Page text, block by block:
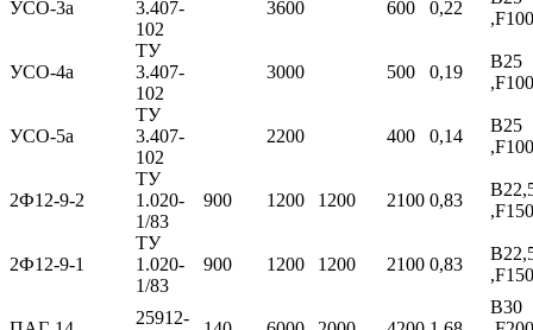
УСО-3а
3.407-
102
3600 600 0,22
УСО-4а
ТУ
3.407-
102
3000 500 0,19
B25
УСО-5а
ТУ
3.407-
102
2200 400 0,14
B25
2Ф12-9-2
ТУ
1.020-
1/83
900 1200 1200 2100 0,83
2Ф12-9-1
ТУ
1.020-
1/83
900 1200 1200 2100 0,83
25912-
В30